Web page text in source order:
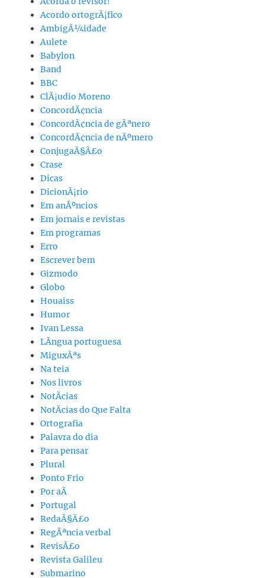
Acordo ortogrÃ¡fico
AmbigÃ¼idade
Aulete
Babylon
Band
BBC
ClÃ¡udio Moreno
ConcordÃ¢ncia
ConcordÃ¢ncia de gÃªnero
ConcordÃ¢ncia de nÃºmero
ConjugaÃ§Ã£o
Crase
Dicas
DicionÃ¡rio
Em anÃºncios
Em jornais e revistas
Em programas
Erro
Escrever bem
Gizmodo
Globo
Houaiss
Humor
Ivan Lessa
LÃ­ngua portuguesa
MiguxÃªs
Na teia
Nos livros
NotÃ­cias
NotÃ­cias do Que Falta
Ortografia
Palavra do dia
Para pensar
Plural
Ponto Frio
Por aÃ­
Portugal
RedaÃ§Ã£o
RegÃªncia verbal
RevisÃ£o
Revista Galileu
Submarino